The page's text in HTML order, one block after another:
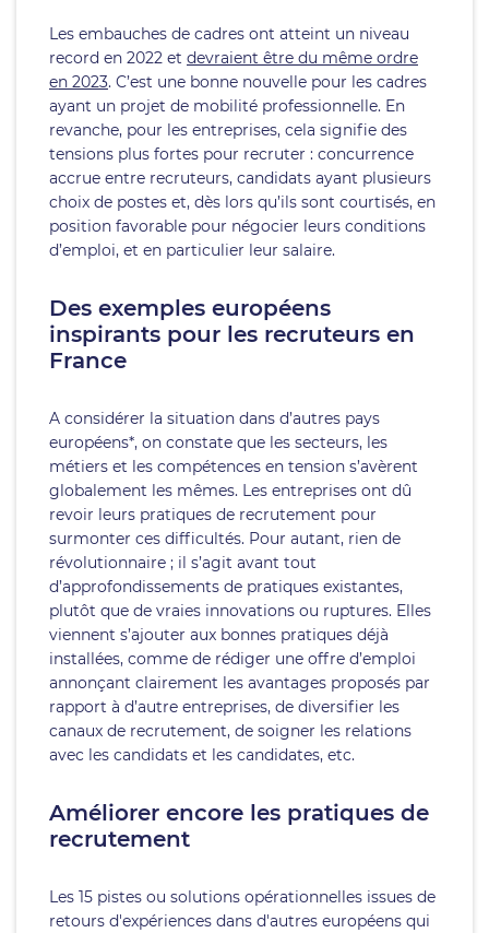
Les embauches de cadres ont atteint un niveau
record en 2022 et devraient être du même ordre
en 2023. C’est une bonne nouvelle pour les cadres
ayant un projet de mobilité professionnelle. En
revanche, pour les entreprises, cela signifie des
tensions plus fortes pour recruter : concurrence
accrue entre recruteurs, candidats ayant plusieurs
choix de postes et, dès lors qu’ils sont courtisés, en
position favorable pour négocier leurs conditions
d’emploi, et en particulier leur salaire.
Des exemples européens
inspirants pour les recruteurs en
France
A considérer la situation dans d’autres pays
européens*, on constate que les secteurs, les
métiers et les compétences en tension s’avèrent
globalement les mêmes. Les entreprises ont dû
revoir leurs pratiques de recrutement pour
surmonter ces difficultés. Pour autant, rien de
révolutionnaire ; il s’agit avant tout
d’approfondissements de pratiques existantes,
plutôt que de vraies innovations ou ruptures. Elles
viennent s’ajouter aux bonnes pratiques déjà
installées, comme de rédiger une offre d’emploi
annonçant clairement les avantages proposés par
rapport à d’autre entreprises, de diversifier les
canaux de recrutement, de soigner les relations
avec les candidats et les candidates, etc.
Améliorer encore les pratiques de
recrutement
Les 15 pistes ou solutions opérationnelles issues de
retours d'expériences dans d'autres européens qui